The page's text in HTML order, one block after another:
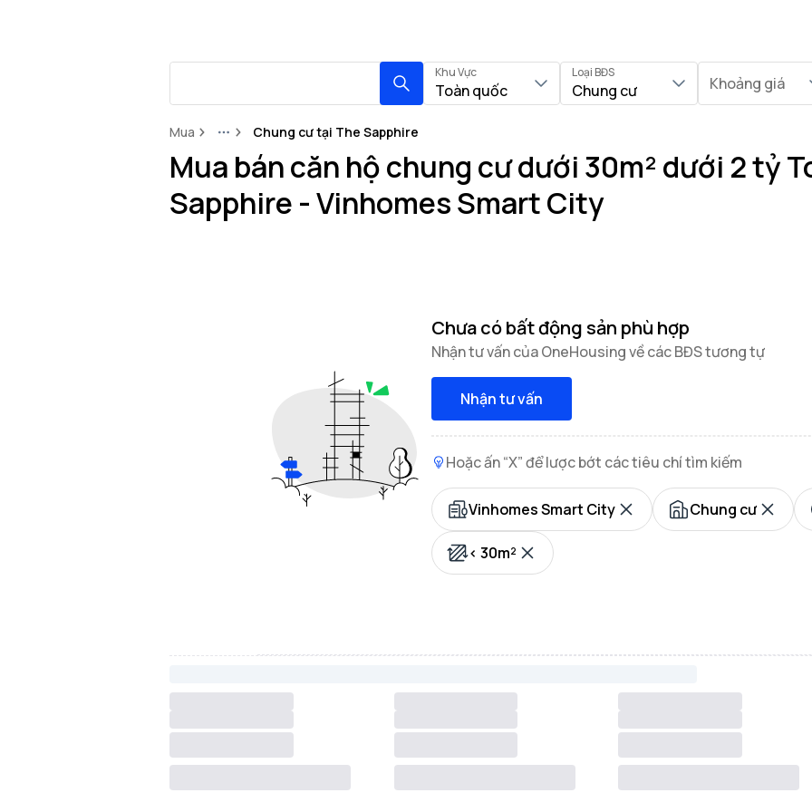
Khu Vực
Toàn quốc
Loại BĐS
Chung cư Khoảng giá
Mua MoreChung cư tại The Sapphire
Mua bán căn hộ chung cư dưới 30m² dưới 2 tỷ
Sapphire - Vinhomes Smart City
Chưa có bất động sản phù hợp
Nhận tư vấn của OneHousing về các BĐS tương tự
Nhận tư vấn
Hoặc ấn “X” để lược bớt các tiêu chí tìm kiếm
Vinhomes Smart City Chung cư
< 30m²